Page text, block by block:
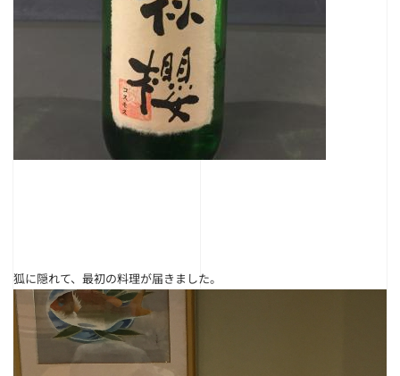
狐に隠れて、最初の料理が届きました。